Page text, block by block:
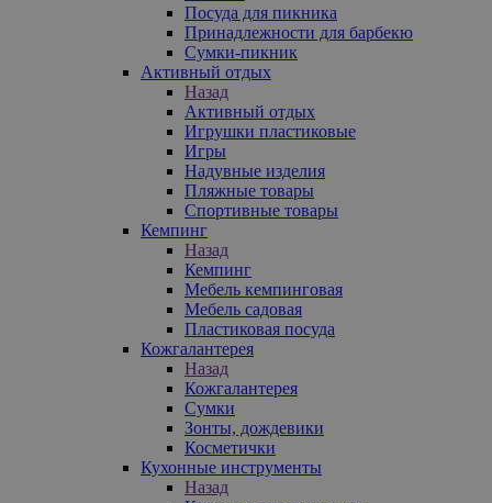
Посуда для пикника
Принадлежности для барбекю
Сумки-пикник
Активный отдых
Назад
Активный отдых
Игрушки пластиковые
Игры
Надувные изделия
Пляжные товары
Спортивные товары
Кемпинг
Назад
Кемпинг
Мебель кемпинговая
Мебель садовая
Пластиковая посуда
Кожгалантерея
Назад
Кожгалантерея
Сумки
Зонты, дождевики
Косметички
Кухонные инструменты
Назад